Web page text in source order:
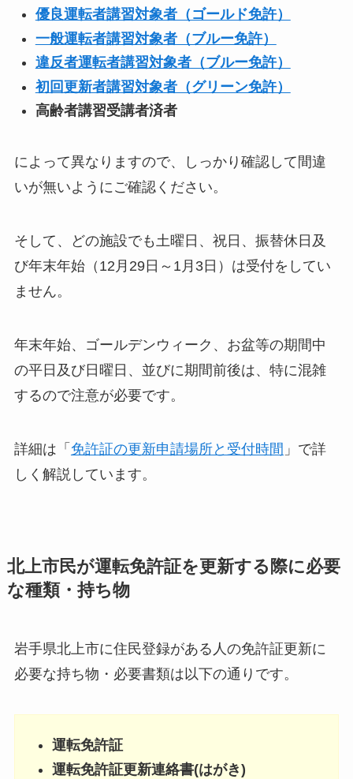
優良運転者講習対象者（ゴールド免許）
一般運転者講習対象者（ブルー免許）
違反者運転者講習対象者（ブルー免許）
初回更新者講習対象者（グリーン免許）
高齢者講習受講者済者
によって異なりますので、しっかり確認して間違
いが無いようにご確認ください。
そして、どの施設でも土曜日、祝日、振替休日及
び年末年始（12月29日～1月3日）は受付をしてい
ません。
年末年始、ゴールデンウィーク、お盆等の期間中
の平日及び日曜日、並びに期間前後は、特に混雑
するので注意が必要です。
詳細は「 免許証の更新申請場所と受付時間 」で詳
しく解説しています。
北上市民が運転免許証を更新する際に必要
な種類・持ち物
岩手県北上市に住民登録がある人の免許証更新に
必要な持ち物・必要書類は以下の通りです。
運転免許証
運転免許証更新連絡書(はがき)